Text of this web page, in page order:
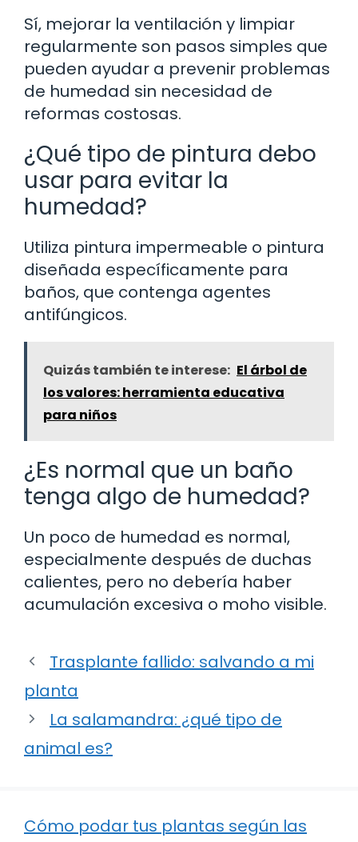
Sí, mejorar la ventilación y limpiar
regularmente son pasos simples que
pueden ayudar a prevenir problemas
de humedad sin necesidad de
reformas costosas.
¿Qué tipo de pintura debo
usar para evitar la
humedad?
Utiliza pintura impermeable o pintura
diseñada específicamente para
baños, que contenga agentes
antifúngicos.
Quizás también te interese: El árbol de
los valores: herramienta educativa
para niños
¿Es normal que un baño
tenga algo de humedad?
Un poco de humedad es normal,
especialmente después de duchas
calientes, pero no debería haber
acumulación excesiva o moho visible.
Trasplante fallido: salvando a mi
planta
La salamandra: ¿qué tipo de
animal es?
Cómo podar tus plantas según las